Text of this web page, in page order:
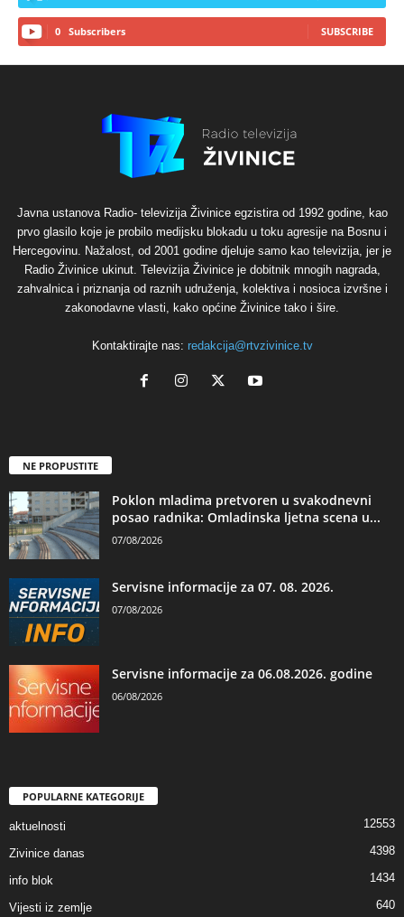
0 Subscribers SUBSCRIBE
Javna ustanova Radio- televizija Živinice egzistira od 1992 godine, kao
prvo glasilo koje je probilo medijsku blokadu u toku agresije na Bosnu i
Hercegovinu. Nažalost, od 2001 godine djeluje samo kao televizija, jer je
Radio Živinice ukinut. Televizija Živinice je dobitnik mnogih nagrada,
zahvalnica i priznanja od raznih udruženja, kolektiva i nosioca izvršne i
zakonodavne vlasti, kako općine Živinice tako i šire.
Kontaktirajte nas: redakcija@rtvzivinice.tv
NE PROPUSTITE
Poklon mladima pretvoren u svakodnevni
posao radnika: Omladinska ljetna scena u...
07/08/2026
Servisne informacije za 07. 08. 2026.
07/08/2026
Servisne informacije za 06.08.2026. godine
06/08/2026
POPULARNE KATEGORIJE
aktuelnosti 12553
Zivinice danas 4398
info blok 1434
Vijesti iz zemlje 640